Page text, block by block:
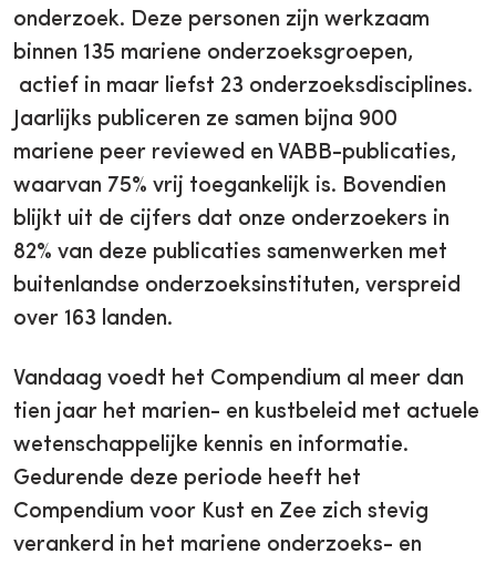
onderzoek. Deze personen zijn werkzaam
binnen 135 mariene onderzoeksgroepen,
actief in maar liefst 23 onderzoeksdisciplines.
Jaarlijks publiceren ze samen bijna 900
mariene peer reviewed en VABB-publicaties,
waarvan 75% vrij toegankelijk is. Bovendien
blijkt uit de cijfers dat onze onderzoekers in
82% van deze publicaties samenwerken met
buitenlandse onderzoeksinstituten, verspreid
over 163 landen.
Vandaag voedt het Compendium al meer dan
tien jaar het marien- en kustbeleid met actuele
wetenschappelijke kennis en informatie.
Gedurende deze periode heeft het
Compendium voor Kust en Zee zich stevig
verankerd in het mariene onderzoeks- en